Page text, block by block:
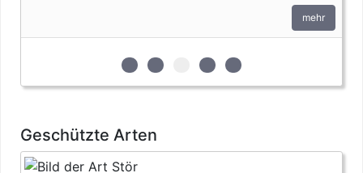
mehr
zur 1. geschützten Erscheinungsform
zur 2. geschützten
zur 3. geschützten
zur 4. geschützten
zur 5. geschützten
Geschützte Arten